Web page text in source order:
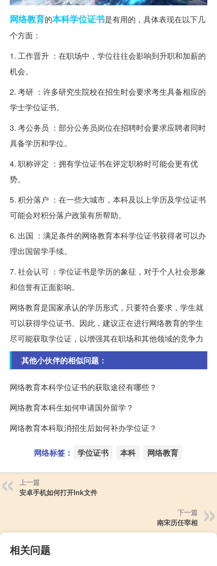
网络教育的本科学位证书是有用的，具体表现在以下几
个方面：
1. 工作晋升 ：在职场中，学位往往会影响到升职和加薪的
机会。
2. 考研 ：许多研究生院校在招生时会要求考生具备相应的
学士学位证书。
3. 考公务员 ：部分公务员岗位在招聘时会要求应聘者同时
具备学历和学位。
4. 职称评定 ：拥有学位证书在评定职称时可能会更有优
势。
5. 积分落户 ：在一些大城市，本科及以上学历及学位证书
可能会对积分落户政策有所帮助。
6. 出国 ：满足条件的网络教育本科学位证书获得者可以办
理出国留学手续。
7. 社会认可 ：学位证书是学历的象征，对于个人社会形象
和信誉有正面影响。
网络教育是国家承认的学历形式，只要符合要求，学生就
可以获得学位证书。因此，建议正在进行网络教育的学生
尽可能获取学位证，以增强其在职场和其他领域的竞争力
其他小伙伴的相似问题：
网络教育本科学位证书的获取途径有哪些？
网络教育本科生如何申请国外留学？
网络教育本科取消招生后如何补办学位证？
网络标签： 学位证书 本科 网络教育
上一篇
安卓手机如何打开lnk文件
下一篇
南宋历任宰相
相关问题